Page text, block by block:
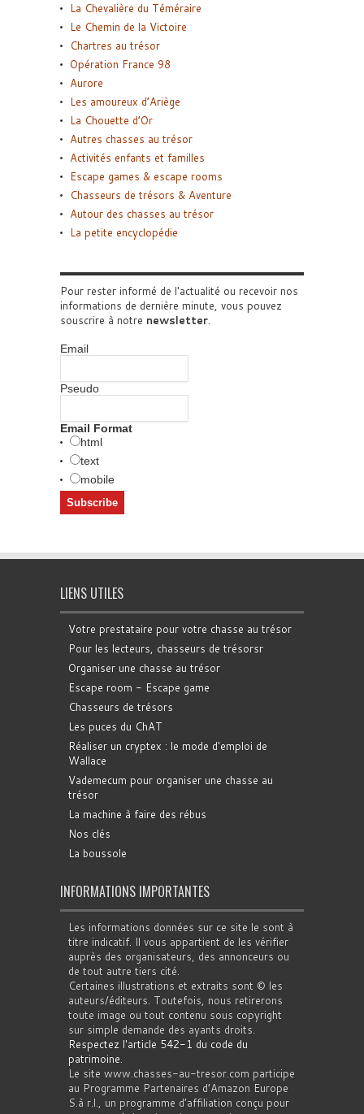
La Chevalière du Téméraire
Le Chemin de la Victoire
Chartres au trésor
Opération France 98
Aurore
Les amoureux d’Ariège
La Chouette d’Or
Autres chasses au trésor
Activités enfants et familles
Escape games & escape rooms
Chasseurs de trésors & Aventure
Autour des chasses au trésor
La petite encyclopédie
Pour rester informé de l'actualité ou recevoir nos
informations de dernière minute, vous pouvez
souscrire à notre newsletter.
Email
Pseudo
Email Format
html
text
mobile
LIENS UTILES
Votre prestataire pour votre chasse au trésor
Pour les lecteurs, chasseurs de trésorsr
Organiser une chasse au trésor
Escape room - Escape game
Chasseurs de trésors
Les puces du ChAT
Réaliser un cryptex : le mode d'emploi de
Wallace
Vademecum pour organiser une chasse au
trésor
La machine à faire des rébus
Nos clés
La boussole
INFORMATIONS IMPORTANTES
Les informations données sur ce site le sont à
titre indicatif. Il vous appartient de les vérifier
auprès des organisateurs, des annonceurs ou
de tout autre tiers cité.
Certaines illustrations et extraits sont © les
auteurs/éditeurs. Toutefois, nous retirerons
toute image ou tout contenu sous copyright
sur simple demande des ayants droits.
Respectez l'article 542-1 du code du
patrimoine.
Le site www.chasses-au-tresor.com participe
au Programme Partenaires d’Amazon Europe
S.à r.l., un programme d’affiliation conçu pour